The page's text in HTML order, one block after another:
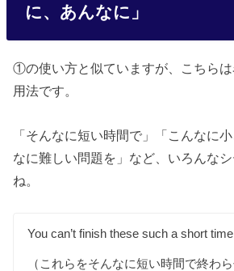
に、あんなに」
①の使い方と似ていますが、こちら
用法です。
「そんなに短い時間で」「こんなに
なに難しい問題を」など、いろんな
ね。
You can’t finish these such a short
（これらをそんなに短い時間で終わ